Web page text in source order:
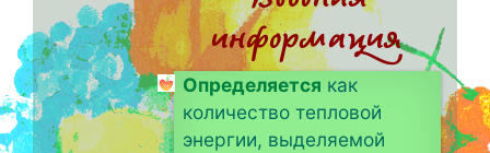
информация
Определяется как
количество тепловой
энергии, выделяемой